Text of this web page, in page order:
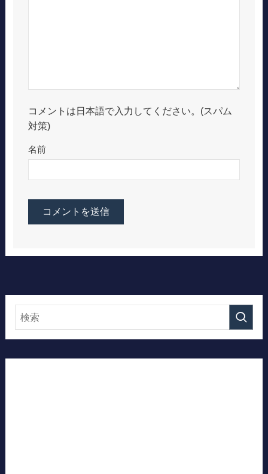
コメントは日本語で入力してください。(スパム
対策)
名前